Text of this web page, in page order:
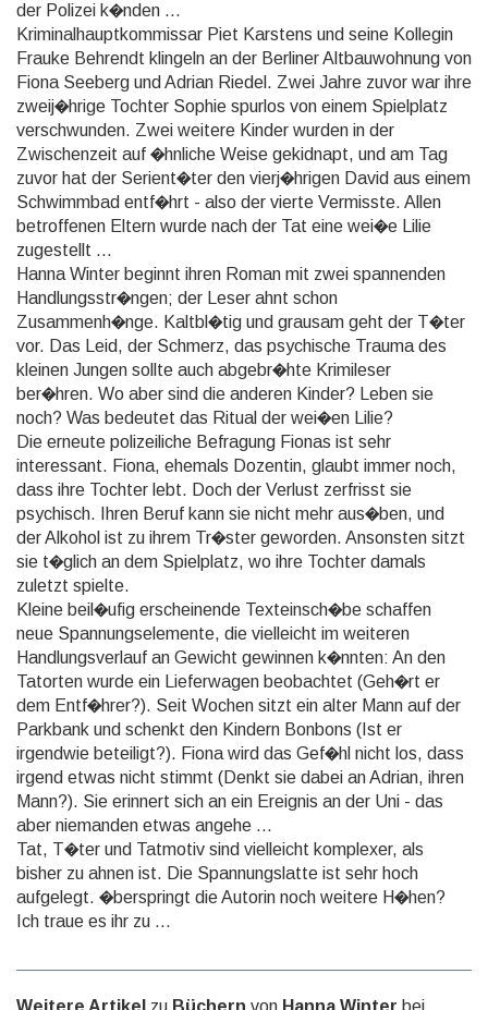
der Polizei k�nden ...
Kriminalhauptkommissar Piet Karstens und seine Kollegin
Frauke Behrendt klingeln an der Berliner Altbauwohnung von
Fiona Seeberg und Adrian Riedel. Zwei Jahre zuvor war ihre
zweij�hrige Tochter Sophie spurlos von einem Spielplatz
verschwunden. Zwei weitere Kinder wurden in der
Zwischenzeit auf �hnliche Weise gekidnapt, und am Tag
zuvor hat der Serient�ter den vierj�hrigen David aus einem
Schwimmbad entf�hrt - also der vierte Vermisste. Allen
betroffenen Eltern wurde nach der Tat eine wei�e Lilie
zugestellt ...
Hanna Winter beginnt ihren Roman mit zwei spannenden
Handlungsstr�ngen; der Leser ahnt schon
Zusammenh�nge. Kaltbl�tig und grausam geht der T�ter
vor. Das Leid, der Schmerz, das psychische Trauma des
kleinen Jungen sollte auch abgebr�hte Krimileser
ber�hren. Wo aber sind die anderen Kinder? Leben sie
noch? Was bedeutet das Ritual der wei�en Lilie?
Die erneute polizeiliche Befragung Fionas ist sehr
interessant. Fiona, ehemals Dozentin, glaubt immer noch,
dass ihre Tochter lebt. Doch der Verlust zerfrisst sie
psychisch. Ihren Beruf kann sie nicht mehr aus�ben, und
der Alkohol ist zu ihrem Tr�ster geworden. Ansonsten sitzt
sie t�glich an dem Spielplatz, wo ihre Tochter damals
zuletzt spielte.
Kleine beil�ufig erscheinende Texteinsch�be schaffen
neue Spannungselemente, die vielleicht im weiteren
Handlungsverlauf an Gewicht gewinnen k�nnten: An den
Tatorten wurde ein Lieferwagen beobachtet (Geh�rt er
dem Entf�hrer?). Seit Wochen sitzt ein alter Mann auf der
Parkbank und schenkt den Kindern Bonbons (Ist er
irgendwie beteiligt?). Fiona wird das Gef�hl nicht los, dass
irgend etwas nicht stimmt (Denkt sie dabei an Adrian, ihren
Mann?). Sie erinnert sich an ein Ereignis an der Uni - das
aber niemanden etwas angehe ...
Tat, T�ter und Tatmotiv sind vielleicht komplexer, als
bisher zu ahnen ist. Die Spannungslatte ist sehr hoch
aufgelegt. �berspringt die Autorin noch weitere H�hen?
Ich traue es ihr zu ...